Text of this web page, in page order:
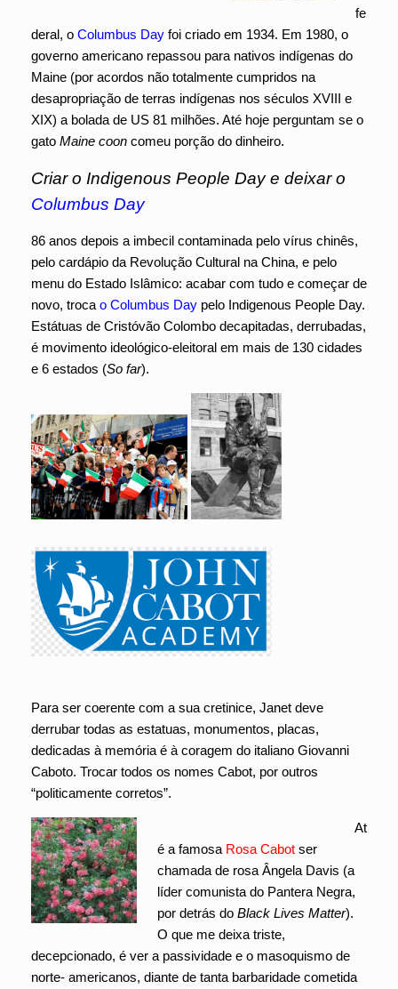
fe
deral, o Columbus Day foi criado em 1934. Em 1980, o
governo americano repassou para nativos indígenas do
Maine (por acordos não totalmente cumpridos na
desapropriação de terras indígenas nos séculos XVIII e
XIX) a bolada de US 81 milhões. Até hoje perguntam se o
gato Maine coon comeu porção do dinheiro.
Criar o Indigenous People Day e deixar o
Columbus Day
86 anos depois a imbecil contaminada pelo vírus chinês,
pelo cardápio da Revolução Cultural na China, e pelo
menu do Estado Islâmico: acabar com tudo e começar de
novo, troca o Columbus Day pelo Indigenous People Day.
Estátuas de Cristóvão Colombo decapitadas, derrubadas,
é movimento ideológico-eleitoral em mais de 130 cidades
e 6 estados (So far).
Para ser coerente com a sua cretinice, Janet deve
derrubar todas as estatuas, monumentos, placas,
dedicadas à memória é à coragem do italiano Giovanni
Caboto. Trocar todos os nomes Cabot, por outros
“politicamente corretos”.
At
é a famosa Rosa Cabotser
chamada de rosa Ângela Davis (a
líder comunista do Pantera Negra,
por detrás do Black Lives Matter).
O que me deixa triste,
decepcionado, é ver a passividade e o masoquismo de
norte- americanos, diante de tanta barbaridade cometida